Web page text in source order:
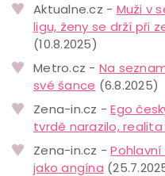
Aktualne.cz - Muži v
ligu, ženy se drží při
(10.8.2025)
Metro.cz - Na
své šance (6.8.2025)
Zena-in.cz -Ego
tvrdě narazilo,
Zena-in.cz -
jako angína